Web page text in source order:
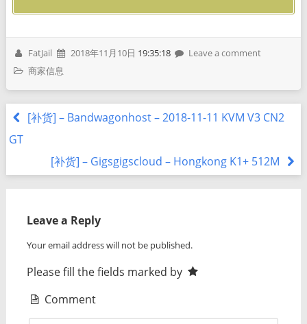
FatJail 2018年11月10日 19:35:18
Leave a comment
商家信息
[补货] – Bandwagonhost – 2018-11-11 KVM V3 CN2
GT
[补货] – Gigsgigscloud – Hongkong K1+ 512M
Leave a Reply
Your email address will not be published.
Please fill the fields marked by
Comment